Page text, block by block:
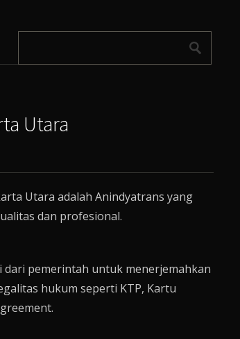
Utara
Utara adalah Anindyatrans yang
dan profesional.
dari pemerintah untuk menerjemahkan
hukum seperti KTP, Kartu